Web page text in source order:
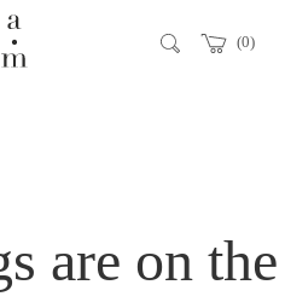
0
are on the